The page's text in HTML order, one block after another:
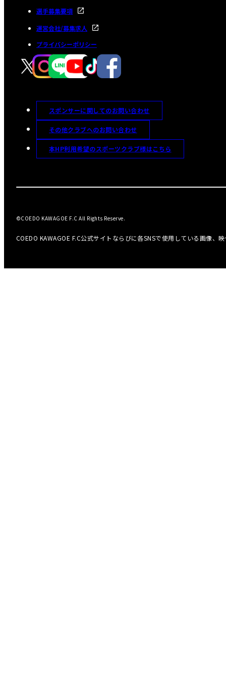
選手募集要項
運営会社/募集求人
プライバシーポリシー
スポンサーに関してのお問い合わせ
その他クラブへのお問い合わせ
本HP利用希望のスポーツクラブ様はこちら
COEDO KAWAGOE F.C公式サイトならびに各SNSで使用している画像、
©COEDO KAWAGOE F.C All Rights Reserve.